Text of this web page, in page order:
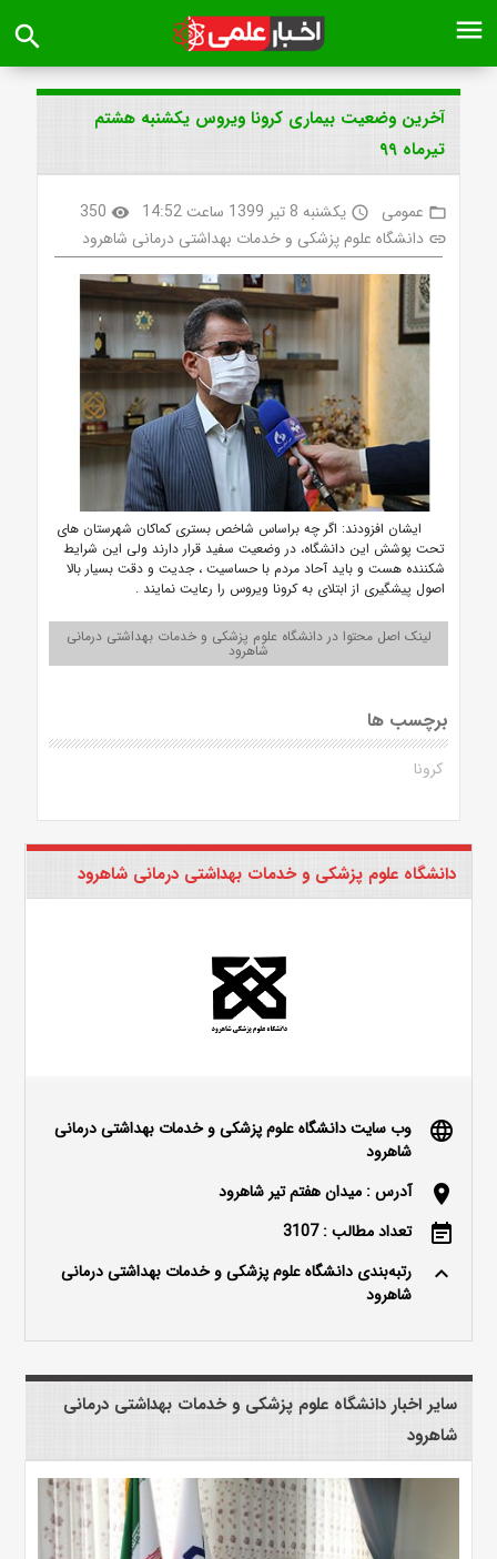
menu
search
آخرین وضعیت بیماری کرونا ویروس یکشنبه هشتم
تیرماه ۹۹
folder_open عمومی access_time یکشنبه 8 تیر 1399 ساعت 14:52 visibility
350
link دانشگاه علوم پزشکی و خدمات بهداشتی درمانی شاهرود
ایشان افزودند: اگر چه براساس شاخص بستری کماکان شهرستان های
تحت پوشش این دانشگاه، در وضعیت سفید قرار دارند ولی این شرایط
شکننده هست و باید آحاد مردم با حساسیت ، جدیت و دقت بسیار بالا
اصول پیشگیری از ابتلای به کرونا ویروس را رعایت نمایند .
لینک اصل محتوا در دانشگاه علوم پزشکی و خدمات بهداشتی درمانی
شاهرود
برچسب ها
کرونا
دانشگاه علوم پزشکی و خدمات بهداشتی درمانی شاهرود
language
وب سایت دانشگاه علوم پزشکی و خدمات بهداشتی درمانی
شاهرود
location_on آدرس : میدان هفتم تیر شاهرود
event_note تعداد مطالب : 3107
keyboard_arrow_up
رتبه‌بندی دانشگاه علوم پزشکی و خدمات بهداشتی درمانی
شاهرود
سایر اخبار دانشگاه علوم پزشکی و خدمات بهداشتی درمانی
شاهرود